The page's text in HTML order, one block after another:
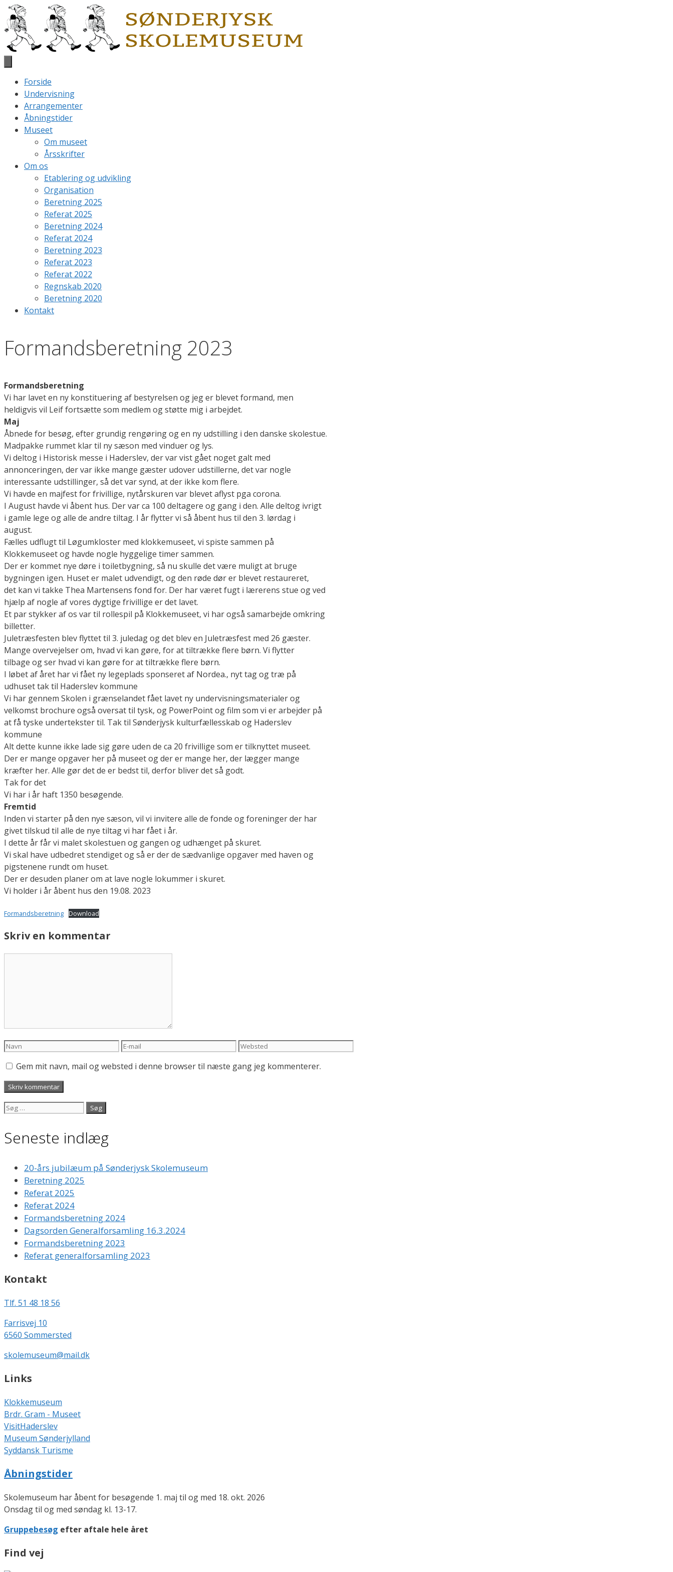
Hop
til
indhold
Forside
Undervisning
Arrangementer
Åbningstider
Museet
Om museet
Årsskrifter
Om os
Etablering og udvikling
Organisation
Beretning 2025
Referat 2025
Beretning 2024
Referat 2024
Beretning 2023
Referat 2023
Referat 2022
Regnskab 2020
Beretning 2020
Kontakt
Formandsberetning 2023
Formandsberetning
Vi har lavet en ny konstituering af bestyrelsen og jeg er blevet formand, men
heldigvis vil Leif fortsætte som medlem og støtte mig i arbejdet.
Maj
Åbnede for besøg, efter grundig rengøring og en ny udstilling i den danske skolestue.
Madpakke rummet klar til ny sæson med vinduer og lys.
Vi deltog i Historisk messe i Haderslev, der var vist gået noget galt med
annonceringen, der var ikke mange gæster udover udstillerne, det var nogle
interessante udstillinger, så det var synd, at der ikke kom flere.
Vi havde en majfest for frivillige, nytårskuren var blevet aflyst pga corona.
I August havde vi åbent hus. Der var ca 100 deltagere og gang i den. Alle deltog ivrigt
i gamle lege og alle de andre tiltag. I år flytter vi så åbent hus til den 3. lørdag i
august.
Fælles udflugt til Løgumkloster med klokkemuseet, vi spiste sammen på
Klokkemuseet og havde nogle hyggelige timer sammen.
Der er kommet nye døre i toiletbygning, så nu skulle det være muligt at bruge
bygningen igen. Huset er malet udvendigt, og den røde dør er blevet restaureret,
det kan vi takke Thea Martensens fond for. Der har været fugt i lærerens stue og ved
hjælp af nogle af vores dygtige frivillige er det lavet.
Et par stykker af os var til rollespil på Klokkemuseet, vi har også samarbejde omkring
billetter.
Juletræsfesten blev flyttet til 3. juledag og det blev en Juletræsfest med 26 gæster.
Mange overvejelser om, hvad vi kan gøre, for at tiltrække flere børn. Vi flytter
tilbage og ser hvad vi kan gøre for at tiltrække flere børn.
I løbet af året har vi fået ny legeplads sponseret af Nordea., nyt tag og træ på
udhuset tak til Haderslev kommune
Vi har gennem Skolen i grænselandet fået lavet ny undervisningsmaterialer og
velkomst brochure også oversat til tysk, og PowerPoint og film som vi er arbejder på
at få tyske undertekster til. Tak til Sønderjysk kulturfællesskab og Haderslev
kommune
Alt dette kunne ikke lade sig gøre uden de ca 20 frivillige som er tilknyttet museet.
Der er mange opgaver her på museet og der er mange her, der lægger mange
kræfter her. Alle gør det de er bedst til, derfor bliver det så godt.
Tak for det
Vi har i år haft 1350 besøgende.
Fremtid
Inden vi starter på den nye sæson, vil vi invitere alle de fonde og foreninger der har
givet tilskud til alle de nye tiltag vi har fået i år.
I dette år får vi malet skolestuen og gangen og udhænget på skuret.
Vi skal have udbedret stendiget og så er der de sædvanlige opgaver med haven og
pigstenene rundt om huset.
Der er desuden planer om at lave nogle lokummer i skuret.
Vi holder i år åbent hus den 19.08. 2023
Formandsberetning Download
Skriv en kommentar
Navn
E-
Websted
Gem mit navn, mail og websted i denne browser til næste gang jeg kommenterer.
Søg
Seneste indlæg
20-års jubilæum på Sønderjysk Skolemuseum
Beretning 2025
Referat 2025
Referat 2024
Formandsberetning 2024
Dagsorden Generalforsamling 16.3.2024
Formandsberetning 2023
Referat generalforsamling 2023
Kontakt
Tlf. 51 48 18 56
Farrisvej 10
6560 Sommersted
skolemuseum@mail.dk
Links
Klokkemuseum
Brdr. Gram - Museet
VisitHaderslev
Museum Sønderjylland
Syddansk Turisme
Åbningstider
Skolemuseum har åbent for besøgende 1. maj til og med 18. okt. 2026
Onsdag til og med søndag kl. 13-17.
Gruppebesøg efter aftale hele året
Find vej